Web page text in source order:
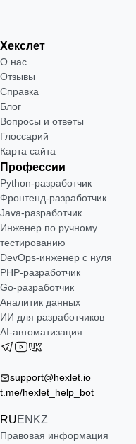
Хекслет
О нас
Отзывы
Справка
Блог
Вопросы и ответы
Глоссарий
Карта сайта
Профессии
Python-разработчик
Фронтенд-разработчик
Java-разработчик
Инженер по ручному
тестированию
DevOps-инженер с нуля
РНР-разработчик
Go-разработчик
Аналитик данных
ИИ для разработчиков
AI-автоматизация
support@hexlet.io
t.me/hexlet_help_bot
RUEN KZ
Правовая информация